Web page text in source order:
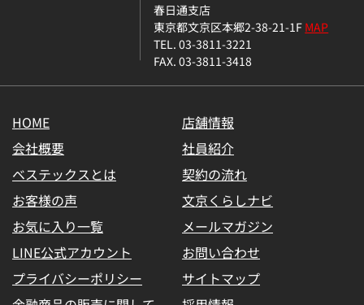
春日通支店
東京都文京区本郷2-38-21-1FMAP
TEL. 03-3811-3221
FAX. 03-3811-3418
HOME
店舗情報
会社概要
社員紹介
ベステックスとは
契約の流れ
お客様の声
文京くらしナビ
お気に入り一覧
メールマガジン
LINE公式アカウント
お問い合わせ
プライバシーポリシー
サイトマップ